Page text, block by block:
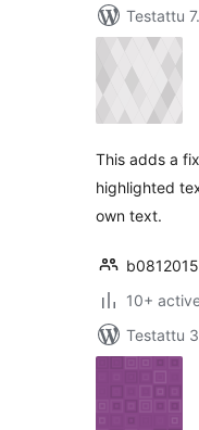
Testattu
This adds a
highlighted
own text.
b0812015
10+
Testattu